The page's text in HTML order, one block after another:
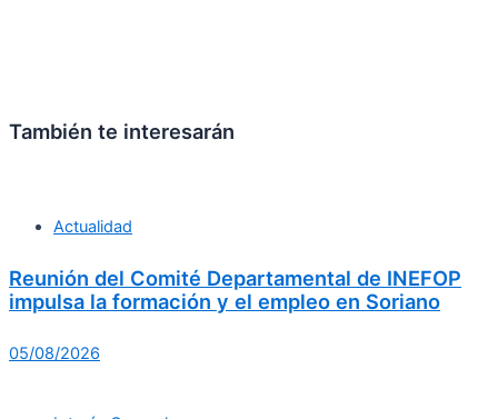
También te interesarán
Actualidad
Reunión del Comité Departamental de INEFOP
impulsa la formación y el empleo en Soriano
05/08/2026